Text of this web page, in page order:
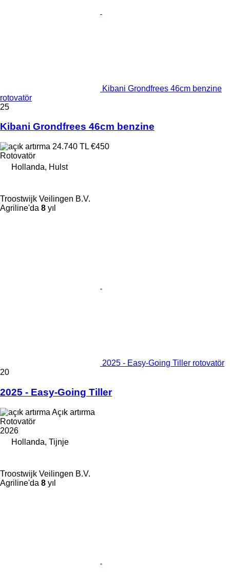
Kibani Grondfrees 46cm benzine
rotovatör
25
Kibani Grondfrees 46cm benzine
24.740 TL €450
Rotovatör
Hollanda, Hulst
Troostwijk Veilingen B.V.
Agriline'da 8 yıl
2025 - Easy-Going Tiller rotovatör
20
2025 - Easy-Going Tiller
Açık artırma
Rotovatör
2026
Hollanda, Tijnje
Troostwijk Veilingen B.V.
Agriline'da 8 yıl